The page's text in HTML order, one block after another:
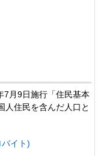
7月9日施行「住民基本
人住民を含んだ人口と
イト)